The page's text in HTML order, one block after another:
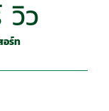
วิว
อร์ท